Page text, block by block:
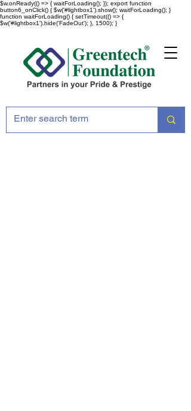
$w.onReady(() => { waitForLoading(); }); export function
button6_onClick() { $w('#lightbox1').show(); waitForLoading(); }
function waitForLoading() { setTimeout(() => {
$w('#lightbox1').hide('FadeOut'); }, 1500); }